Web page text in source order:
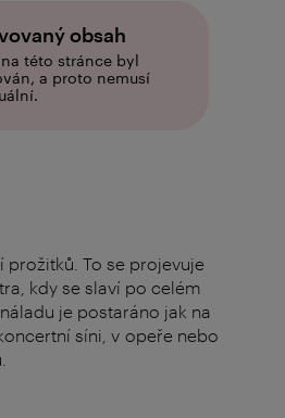
obsah
této stránce byl
a proto nemusí
To se projevuje
kdy se slaví po celém
je postaráno jak na
síni, v opeře nebo